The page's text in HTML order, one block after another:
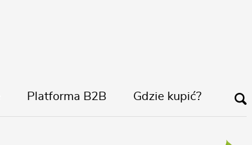
Platforma B2B Gdzie kupić?